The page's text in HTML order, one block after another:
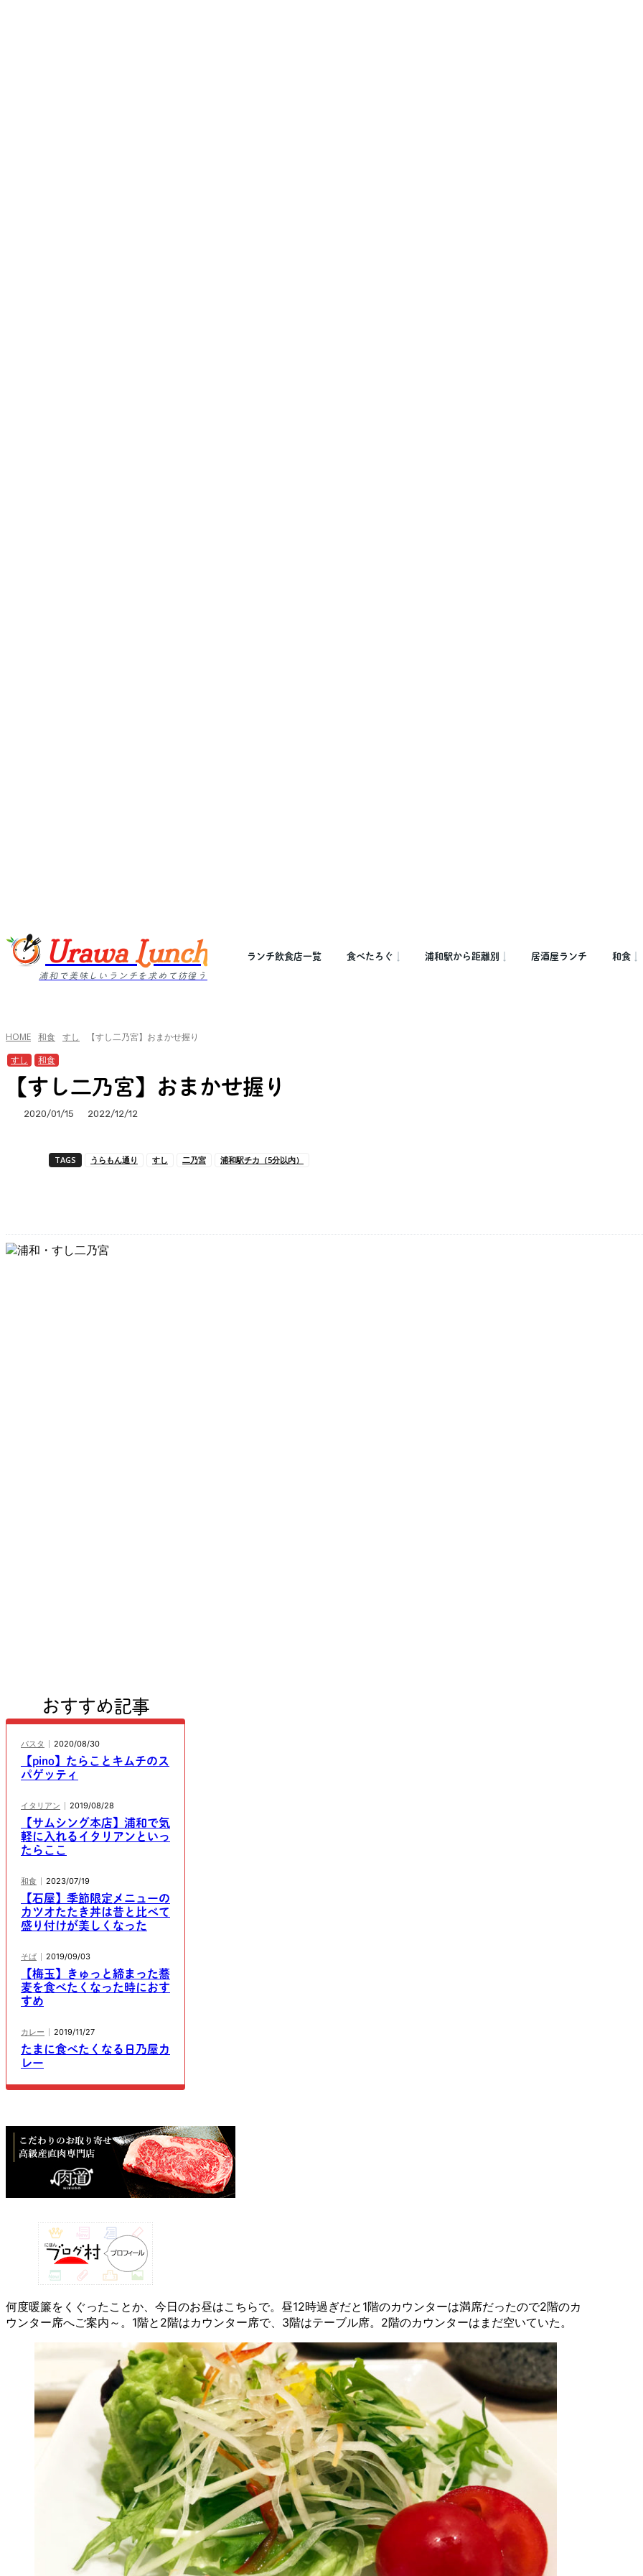
Urawa Lunch
浦和で美味しいランチを求めて彷徨う
ランチ飲食店一覧 食べたろぐ 浦和駅から距離別 居酒屋ランチ 和食
HOME 和食 すし
【すし二乃宮】おまかせ握り
すし
和食
【すし二乃宮】おまかせ握り
2020/01/15 2022/12/12
TAGS うらもん通り すし 二乃宮 浦和駅チカ（5分以内）
おすすめ記事
パスタ 2020/08/30
【pino】たらことキムチのス
パゲッティ
イタリアン 2019/08/28
【サムシング本店】浦和で気
軽に入れるイタリアンといっ
たらここ
和食 2023/07/19
【石屋】季節限定メニューの
カツオたたき丼は昔と比べて
盛り付けが美しくなった
そば 2019/09/03
【梅玉】きゅっと締まった蕎
麦を食べたくなった時におす
すめ
カレー 2019/11/27
たまに食べたくなる日乃屋カ
レー
何度暖簾をくぐったことか、今日のお昼はこちらで。昼12時過ぎだと1階のカウンターは満席だったので2階のカ
ウンター席へご案内～。1階と2階はカウンター席で、3階はテーブル席。2階のカウンターはまだ空いていた。